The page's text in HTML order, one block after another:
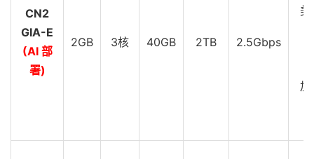
美
加
CN2
GIA-E
(AI 部
署)
2GB 3核 40GB 2TB 2.5Gbps